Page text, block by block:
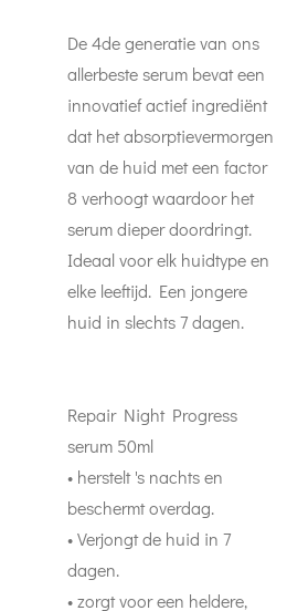
De 4de generatie van ons
allerbeste serum bevat een
innovatief actief ingrediënt
dat het absorptievermorgen
van de huid met een factor
8 verhoogt waardoor het
serum dieper doordringt.
Ideaal voor elk huidtype en
elke leeftijd. Een jongere
huid in slechts 7 dagen.
Repair Night Progress
serum 50ml
• herstelt 's nachts en
beschermt overdag.
• Verjongt de huid in 7
dagen.
• zorgt voor een heldere,